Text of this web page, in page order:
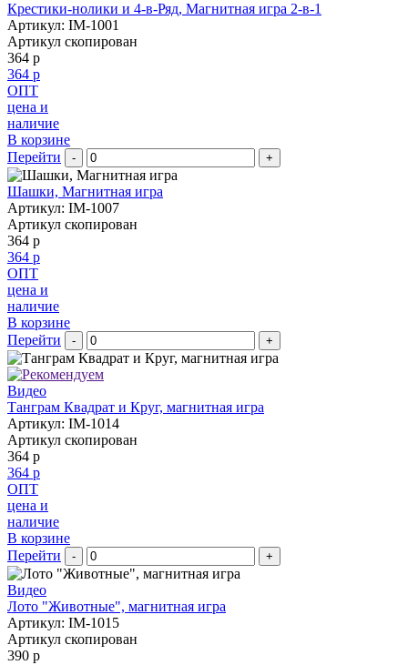
Крестики-нолики и 4-в-Ряд, Магнитная игра 2-в-1
Артикул: IM-1001
Артикул скопирован
364 р
364 р
ОПТ
цена и
наличие
В корзине
Перейти
- +
Шашки, Магнитная игра
Артикул: IM-1007
Артикул скопирован
364 р
364 р
ОПТ
цена и
наличие
В корзине
Перейти
- +
Видео
Танграм Квадрат и Круг, магнитная игра
Артикул: IM-1014
Артикул скопирован
364 р
364 р
ОПТ
цена и
наличие
В корзине
Перейти
- +
Видео
Лото "Животные", магнитная игра
Артикул: IM-1015
Артикул скопирован
390 р